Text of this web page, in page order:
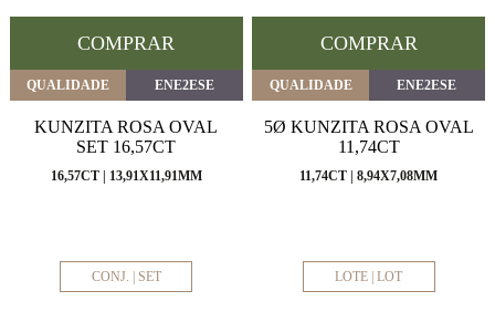
COMPRAR COMPRAR
QUALIDADE ENE2ESE
KUNZITA ROSA OVAL
SET 16,57CT
16,57CT | 13,91X11,91MM
CONJ. | SET
QUALIDADE ENE2ESE
5Ø KUNZITA ROSA OVAL
11,74CT
11,74CT | 8,94X7,08MM
LOTE | LOT